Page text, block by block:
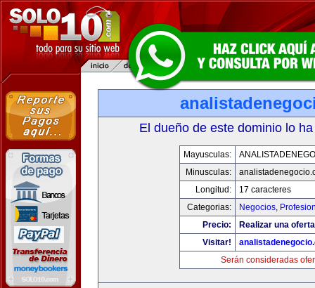
El dueño de este dominio lo
Mayusculas:
Minusculas:
Longitud:
17 caracteres
Categorias:
Negocios,
Precio:
Realizar una
Visitar!
Serán consideradas